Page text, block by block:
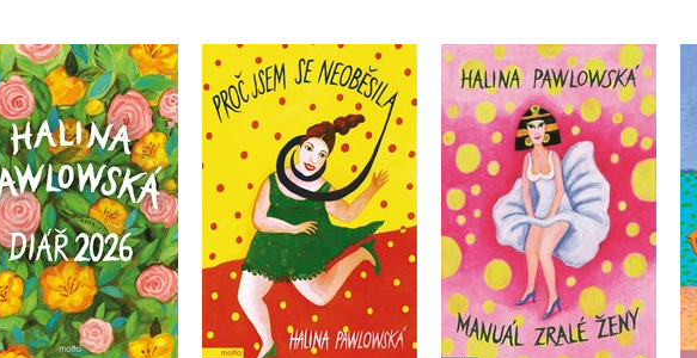
Halina Pawlowská:
Diář 2026
Halina Pawlowská
Do košíku
299 Kč
239 Kč
Proč jsem se neoběsila
Halina Pawlowská
Do košíku
299 Kč
239 Kč
Manuál zralé ženy
Halina Pawlowská
Do košíku
329 Kč
263 Kč